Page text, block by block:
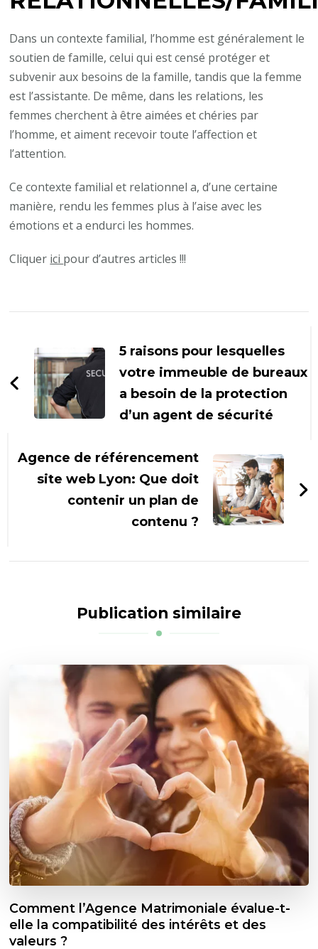
Dans un contexte familial, l’homme est généralement le
soutien de famille, celui qui est censé protéger et
subvenir aux besoins de la famille, tandis que la femme
est l’assistante. De même, dans les relations, les
femmes cherchent à être aimées et chéries par
l’homme, et aiment recevoir toute l’affection et
l’attention.
Ce contexte familial et relationnel a, d’une certaine
manière, rendu les femmes plus à l’aise avec les
émotions et a endurci les hommes.
Cliquer ici pour d’autres articles !!!
d'article
5 raisons pour lesquelles
votre immeuble de bureaux
a besoin de la protection
d’un agent de sécurité
Agence de référencement
site web Lyon: Que doit
contenir un plan de
contenu ?
Publication similaire
Comment l’Agence Matrimoniale évalue-t-
elle la compatibilité des intérêts et des
valeurs ?